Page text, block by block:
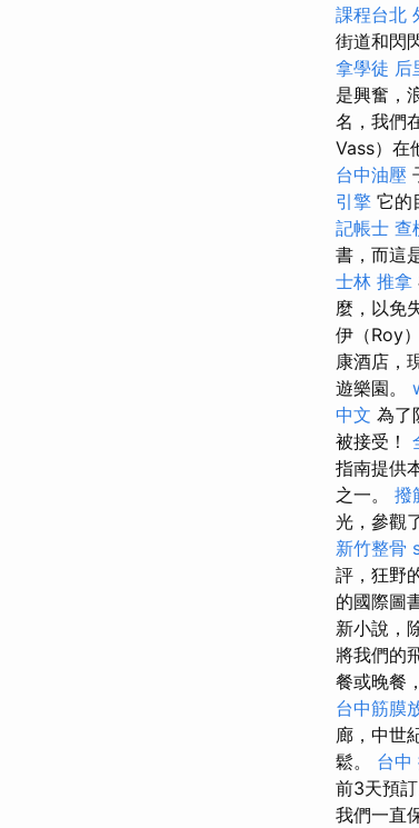
課程台北
街道和閃
拿學徒 后
是興奮，
名，我們
Vass）在
台中油壓
引擎 它的
記帳士 查
書，而這
士林 推拿
麼，以免
伊（Roy
康酒店，
遊樂園。
中文 為了
被接受！
指南提供
之一。 撥
光，參觀
新竹整骨
評，狂野
的國際圖
新小說，
將我們的
餐或晚餐
台中筋膜
廊，中世
鬆。 台中
前3天預訂
我們一直